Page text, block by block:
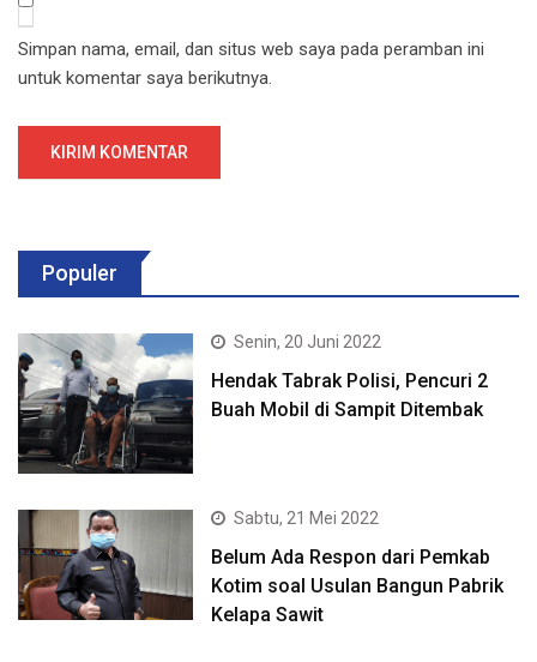
Simpan nama, email, dan situs web saya pada peramban ini
untuk komentar saya berikutnya.
Populer
Senin, 20 Juni 2022
Hendak Tabrak Polisi, Pencuri 2
Buah Mobil di Sampit Ditembak
Sabtu, 21 Mei 2022
Belum Ada Respon dari Pemkab
Kotim soal Usulan Bangun Pabrik
Kelapa Sawit